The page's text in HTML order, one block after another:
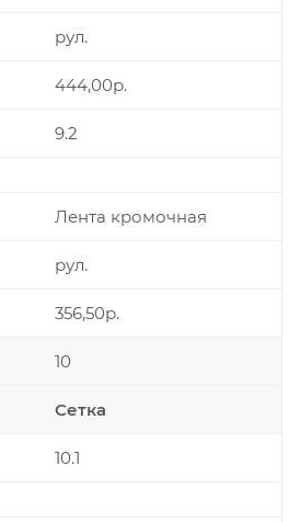
рул.
444,00р.
9.2
Лента кромочная
рул.
356,50р.
10
Сетка
10.1